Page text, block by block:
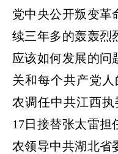
党中央公开叛变革
续三年多的轰轰烈
应该如何发展的问
关和每个共产党人
农调任中共江西
17日接替张太雷担
农领导中共湖北省